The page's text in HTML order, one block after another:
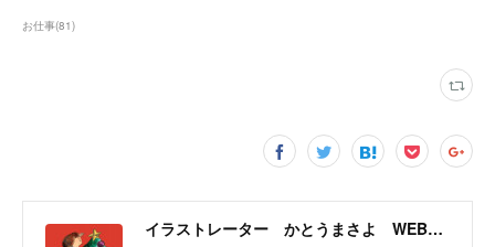
お仕事(81)
イラストレーター かとうまさよ WEBサイト